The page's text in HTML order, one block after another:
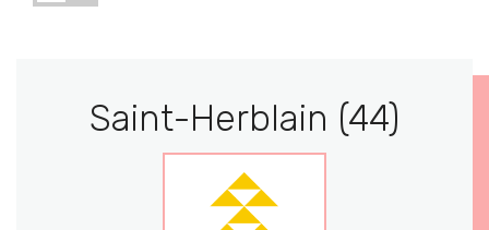
Saint-Herblain (44)